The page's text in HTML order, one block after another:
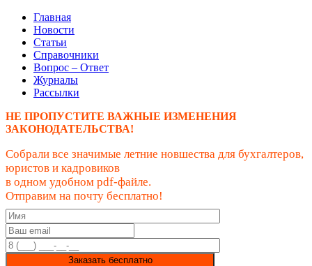
Главная
Новости
Статьи
Справочники
Вопрос – Ответ
Журналы
Рассылки
НЕ ПРОПУСТИТЕ ВАЖНЫЕ ИЗМЕНЕНИЯ
ЗАКОНОДАТЕЛЬСТВА!
Собрали все значимые летние новшества для бухгалтеров,
юристов и кадровиков
в одном удобном pdf-файле.
Отправим на почту бесплатно!
Заказать бесплатно